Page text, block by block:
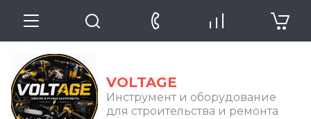
VOLTAGE
Инструмент и оборудование
для строительства и ремонта